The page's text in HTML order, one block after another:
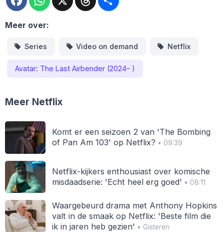
Meer over:
Series Video on demand Netflix
Avatar: The Last Airbender (2024– )
Meer Netflix
Komt er een seizoen 2 van 'The Bombing
of Pan Am 103' op Netflix? • 09:39
Netflix-kijkers enthousiast over komische
misdaadserie: 'Echt heel erg goed' • 08:11
Waargebeurd drama met Anthony Hopkins
valt in de smaak op Netflix: 'Beste film die
ik in jaren heb gezien' • Gisteren